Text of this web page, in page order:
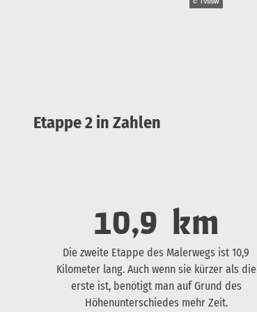
© TVSSW
Etappe 2 in Zahlen
10,9 km
Die zweite Etappe des Malerwegs ist 10,9
Kilometer lang. Auch wenn sie kürzer als die
erste ist, benötigt man auf Grund des
Höhenunterschiedes mehr Zeit.